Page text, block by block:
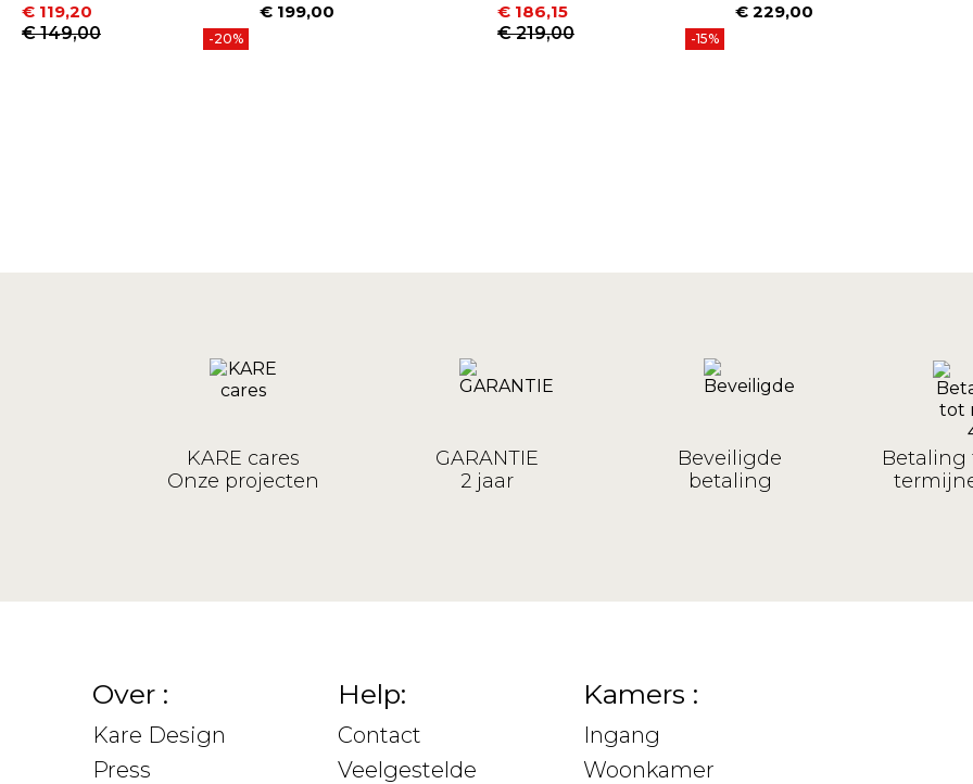
Prijs
€ 119,20
Normale prijs
€ 149,00 -20%
Prijs
€ 199,00
Prijs
€ 186,15
Normale prijs
€ 219,00 -15%
Prijs
€ 229,00
KARE cares
Onze projecten
GARANTIE
2 jaar
Beveiligde
betaling
Betaling
Over :
Kare Design
Press
Help:
Contact
Veelgestelde
Kamers :
Ingang
Woonkamer